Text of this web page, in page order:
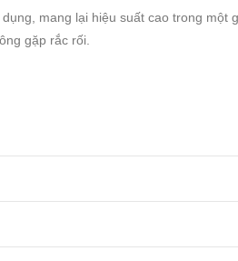
mang lại hiệu suất cao trong một
gặp rắc rối.